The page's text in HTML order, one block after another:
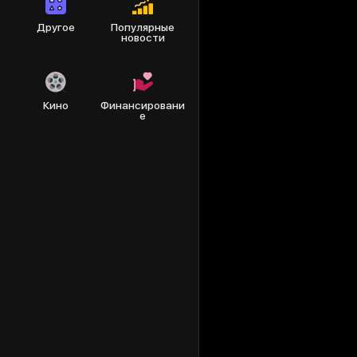
Другое
Популярные
новости
Кино
Финансировани
е